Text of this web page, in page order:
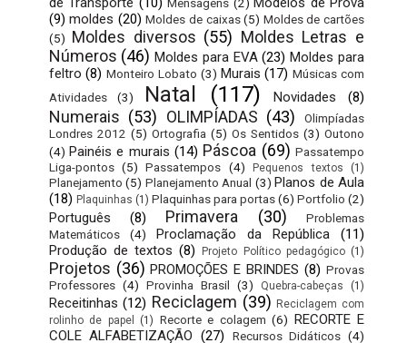
Mensagens (2)
(9) moldes (20) Moldes de caixas (5) Moldes de cartões
(5) Moldes diversos (55) Moldes Letras e
Números (46) Moldes para EVA (23) Moldes para
feltro (8) Monteiro Lobato (3) Murais (17) Músicas com
Atividades
(3) Natal (117) Novidades (8)
Numerais (53) OLIMPÍADAS (43)
Olimpíadas
Londres 2012 (5) Ortografia (5) Os Sentidos (3) Outono
(4) Painéis e murais (14) Páscoa (69) Passatempo
Liga-pontos (5) Passatempos (4) Pequenos textos (1)
Planejamento (5) Planejamento Anual (3) Planos de Aula
(18) Plaquinhas (1) Plaquinhas para portas(6) Portfolio (2)
Português (8) Primavera (30)
Problemas
Matemáticos
(4) Proclamação da República
(11)
Produção de textos (8) Projeto Político pedagógico (1)
Projetos (36) PROMOÇÕES E BRINDES (8) Provas
Professores (4) Provinha Brasil (3) Quebra-cabeças (1)
Receitinhas (12) Reciclagem (39) Reciclagem com
rolinho de papel
(1) Recorte e colagem (6)
RECORTE E
COLE ALFABETIZAÇÃO (27) Recursos Didáticos (4)